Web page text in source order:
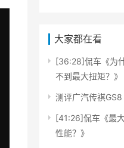
大家都在看
[36:28]侃车《为
不到最大扭矩？》
测评广汽传祺GS8
[41:26]侃车《最
性能？》